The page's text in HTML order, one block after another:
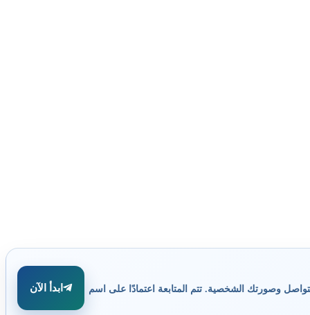
وصورتك الشخصية. تتم المتابعة اعتمادًا على اسم ابدأ الآن